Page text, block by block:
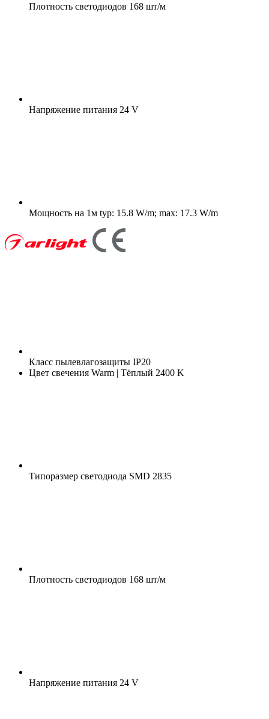
Плотность светодиодов 168 шт/м
Напряжение питания 24 V
Мощность на 1м typ: 15.8 W/m; max: 17.3 W/m
Класс пылевлагозащиты IP20
Цвет свечения Warm | Тёплый 2400 K
Типоразмер светодиода SMD 2835
Плотность светодиодов 168 шт/м
Напряжение питания 24 V